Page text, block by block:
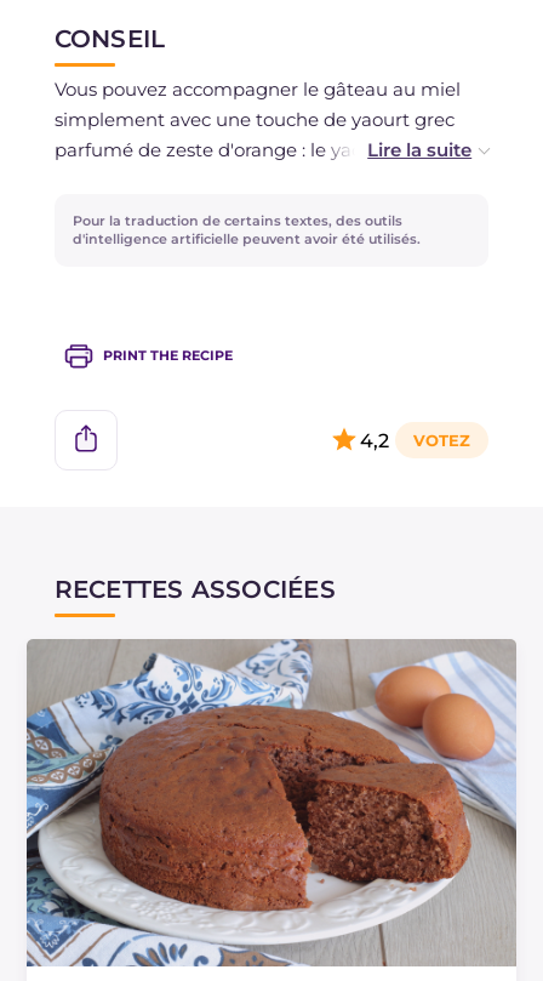
pendant quelques jours au réfrigérateur,
couverte de film alimentaire, ou elle peut être
congelée.
CONSEIL
Vous pouvez accompagner le gâteau au miel
simplement avec une touche de yaourt grec
parfumé de zeste d'orange : le yaourt apportera
du gâteau apportée par le miel. En alternative
au miel d'oranger, vous pouvez utiliser un miel
Pour la traduction de certains textes, des outils
d'intelligence artificielle peuvent avoir été utilisés.
PRINT THE RECIPE
4,2
RECETTES ASSOCIÉES